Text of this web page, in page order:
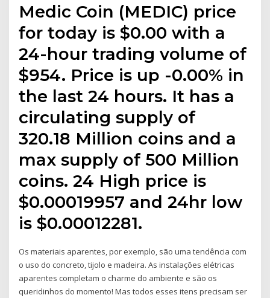
Medic Coin (MEDIC) price
for today is $0.00 with a
24-hour trading volume of
$954. Price is up -0.00% in
the last 24 hours. It has a
circulating supply of
320.18 Million coins and a
max supply of 500 Million
coins. 24 High price is
$0.00019957 and 24hr low
is $0.00012281.
Os materiais aparentes, por exemplo, são uma tendência com
o uso do concreto, tijolo e madeira. As instalações elétricas
aparentes completam o charme do ambiente e são os
queridinhos do momento! Mas todos esses itens precisam ser